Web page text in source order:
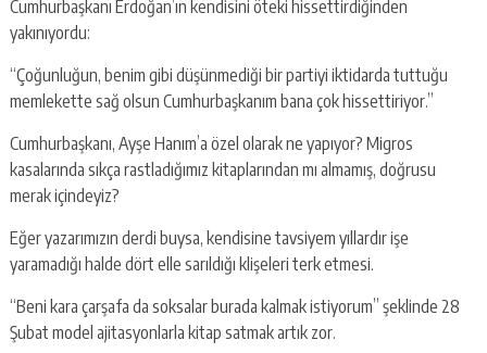
Cumhurbaşkanı Erdoğan’ın kendisini öteki hissettirdiğinden
yakınıyordu:
“Çoğunluğun, benim gibi düşünmediği bir partiyi iktidarda tuttuğu
memlekette sağ olsun Cumhurbaşkanım bana çok hissettiriyor.”
Cumhurbaşkanı, Ayşe Hanım’a özel olarak ne yapıyor? Migros
kasalarında sıkça rastladığımız kitaplarından mı almamış, doğrusu
merak içindeyiz?
Eğer yazarımızın derdi buysa, kendisine tavsiyem yıllardır işe
yaramadığı halde dört elle sarıldığı klişeleri terk etmesi.
“Beni kara çarşafa da soksalar burada kalmak istiyorum” şeklinde 28
Şubat model ajitasyonlarla kitap satmak artık zor.